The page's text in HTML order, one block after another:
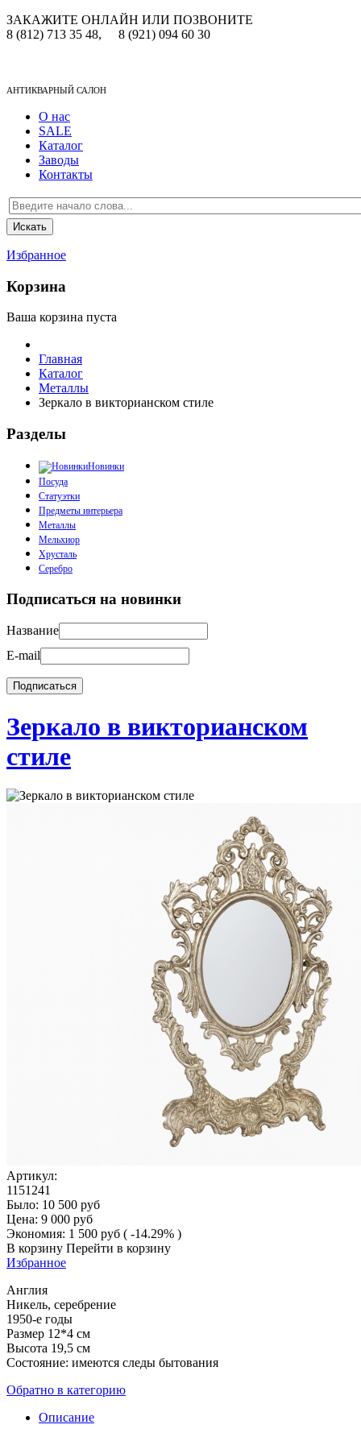
ЗАКАЖИТЕ ОНЛАЙН ИЛИ ПОЗВОНИТЕ
8 (812) 713 35 48,
8 (921) 094 60 30
АНТИКВАРНЫЙ САЛОН
О нас
SALE
Каталог
Заводы
Контакты
Избранное
Корзина
Ваша корзина пуста
Главная
Каталог
Металлы
Зеркало в викторианском стиле
Разделы
Новинки
Посуда
Статуэтки
Предметы интерьера
Металлы
Мельхиор
Хрусталь
Серебро
Подписаться на новинки
Название
E-mail
Зеркало в викторианском
стиле
Артикул:
1151241
Было: 10 500 руб
Цена: 9 000 руб
Экономия: 1 500 руб ( -14.29% )
В корзину Перейти в корзину
Избранное
Англия
Никель, серебрение
1950-е годы
Размер 12*4 см
Высота 19,5 см
Состояние: имеются следы бытования
Обратно в категорию
Описание